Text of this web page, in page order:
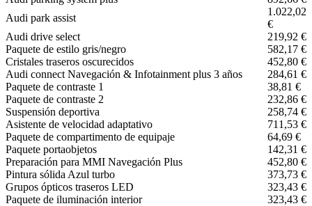
Audi park assist
1.022,02
€
Audi drive select
219,92 €
Paquete de estilo gris/negro
582,17 €
Cristales traseros oscurecidos
452,80 €
Audi connect Navegación & Infotainment plus 3 años
284,61 €
Paquete de contraste 1
38,81 €
Paquete de contraste 2
232,86 €
Suspensión deportiva
258,74 €
Asistente de velocidad adaptativo
711,53 €
Paquete de compartimento de equipaje
64,69 €
Paquete portaobjetos
142,31 €
Preparación para MMI Navegación Plus
452,80 €
Pintura sólida Azul turbo
373,73 €
Grupos ópticos traseros LED
323,43 €
Paquete de iluminación interior
323,43 €